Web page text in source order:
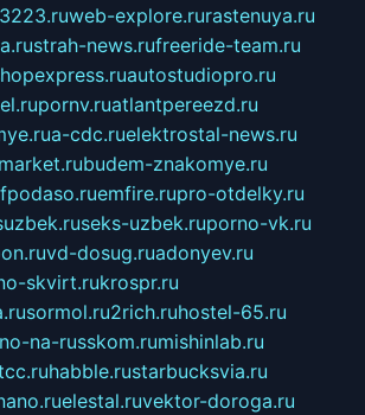
web-explore.rurastenuya.ru
strah-news.rufreeride-team.ru
autostudiopro.ru
pornv.ruatlantpereezd.ru
a-cdc.ruelektrostal-news.ru
budem-znakomye.ru
fpodaso.ruemfire.rupro-otdelky.ru
seks-uzbek.ruporno-vk.ru
vd-dosug.ruadonyev.ru
skvirt.rukrospr.ru
sormol.ru2rich.ruhostel-65.ru
na-russkom.rumishinlab.ru
habble.rustarbucksvia.ru
elestal.ruvektor-doroga.ru